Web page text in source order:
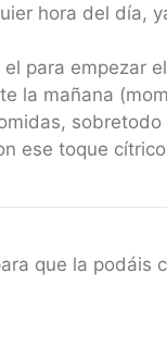
hora del día,
el para empezar
la mañana
ese toque
que la podáis